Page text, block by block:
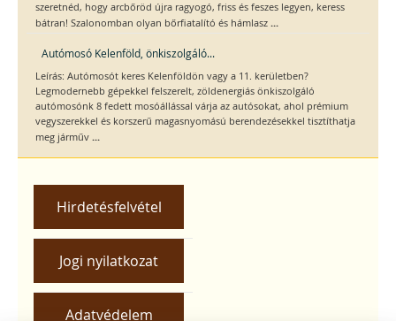
szeretnéd, hogy arcbőröd újra ragyogó, friss és feszes legyen, keress
bátran! Szalonomban olyan bőrfiatalító és hámlasz ...
Autómosó Kelenföld, önkiszolgáló...
Leírás: Autómosót keres Kelenföldön vagy a 11. kerületben?
Legmodernebb gépekkel felszerelt, zöldenergiás önkiszolgáló
autómosónk 8 fedett mosóállással várja az autósokat, ahol prémium
vegyszerekkel és korszerű magasnyomású berendezésekkel tisztíthatja
meg járműv ...
Hirdetésfelvétel
Jogi nyilatkozat
Adatvédelem